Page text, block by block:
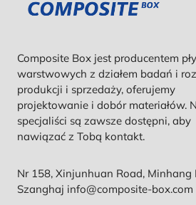
Composite Box jest producentem
warstwowych z działem badań i
produkcji i sprzedaży, oferujemy
projektowanie i dobór materiałów.
specjaliści są zawsze dostępni, aby
nawiązać z Tobą kontakt.
Nr 158, Xinjunhuan Road, Minhang
Szanghaj info@composite-box.com